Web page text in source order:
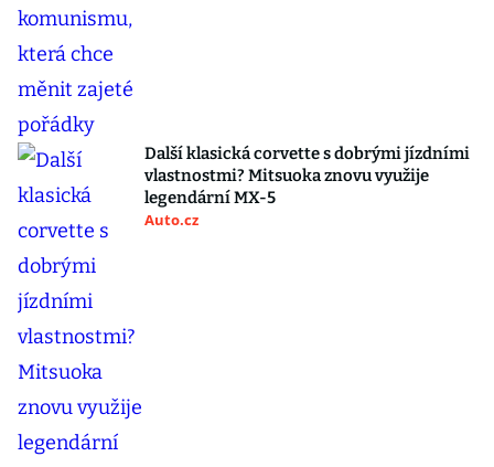
Další klasická corvette s dobrými jízdními
vlastnostmi? Mitsuoka znovu využije
legendární MX-5
Auto.cz